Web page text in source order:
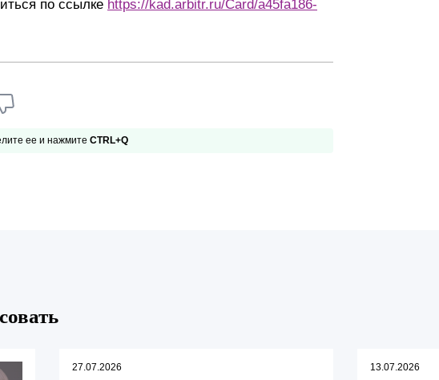
по ссылке https://kad.arbitr.ru/Card/a45fa186-
ее и нажмите CTRL+Q
27.07.2026 13.07.2026